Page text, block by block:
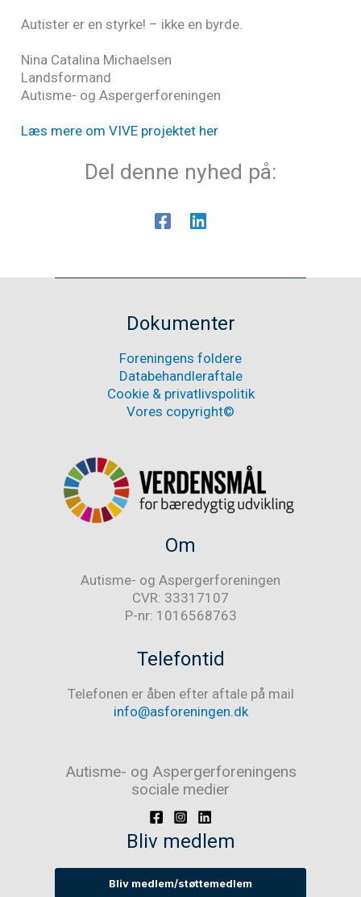
Autister er en styrke! – ikke en byrde.
Nina Catalina Michaelsen
Landsformand
Autisme- og Aspergerforeningen
Læs mere om VIVE projektet her
Del denne nyhed på:
Dokumenter
Foreningens foldere
Databehandleraftale
Cookie & privatlivspolitik
Vores copyright©
Om
Autisme- og Aspergerforeningen
CVR: 33317107
P-nr: 1016568763
Telefontid
Telefonen er åben efter aftale på mail
info@asforeningen.dk
Autisme- og Aspergerforeningens
sociale medier
Bliv medlem
Bliv medlem/støttemedlem